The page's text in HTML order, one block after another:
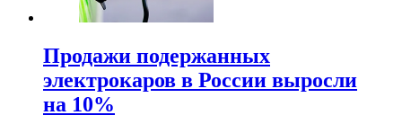
Продажи подержанных
электрокаров в России выросли
на 10%